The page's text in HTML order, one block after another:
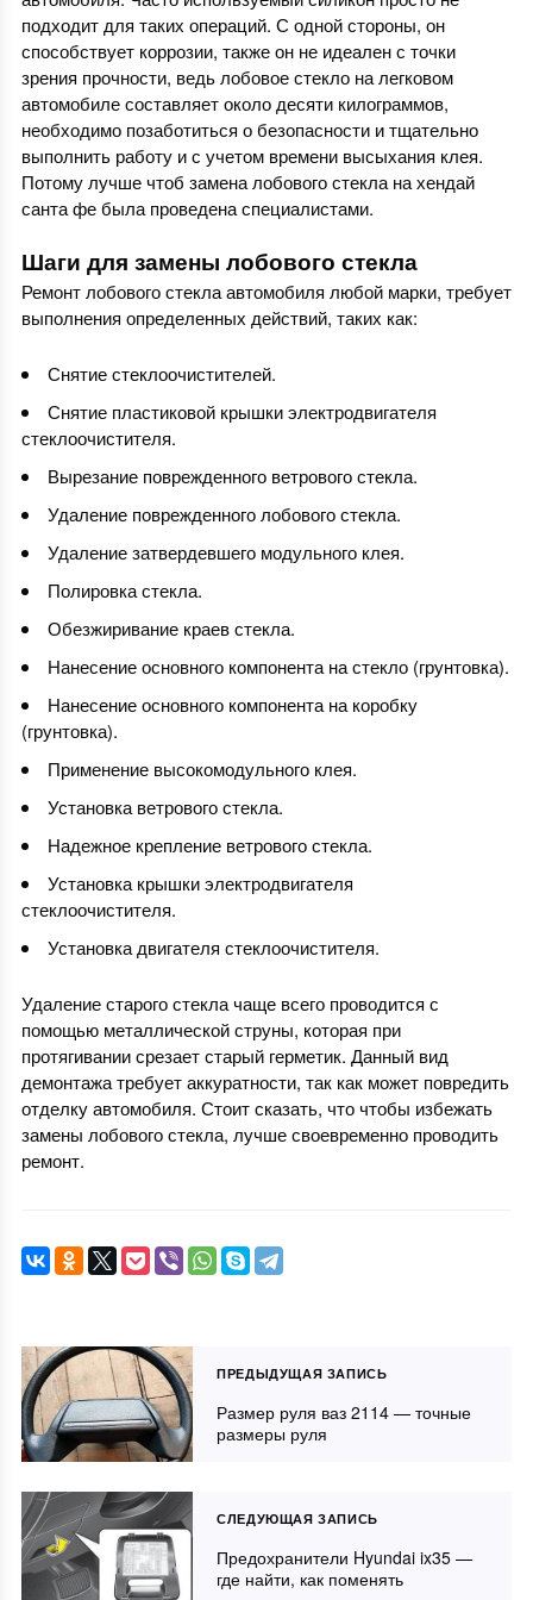
подходит для таких операций. С одной стороны, он
способствует коррозии, также он не идеален с точки
зрения прочности, ведь лобовое стекло на легковом
автомобиле составляет около десяти килограммов,
необходимо позаботиться о безопасности и тщательно
выполнить работу и с учетом времени высыхания клея.
Потому лучше чтоб замена лобового стекла на хендай
санта фебыла проведена специалистами.
Шаги для замены лобового стекла
Ремонт лобового стеклаавтомобиля любой марки, требует
выполнения определенных действий, таких как:
Снятие стеклоочистителей.
Снятие пластиковой крышки электродвигателя
стеклоочистителя.
Вырезание поврежденного ветрового стекла.
Удаление поврежденного лобового стекла.
Удаление затвердевшего модульного клея.
Полировка стекла.
Обезжиривание краев стекла.
Нанесение основного компонента на стекло (грунтовка).
Нанесение основного компонента на коробку
(грунтовка).
Применение высокомодульного клея.
Установка ветрового стекла.
Надежное крепление ветрового стекла.
Установка крышки электродвигателя
стеклоочистителя.
Установка двигателя стеклоочистителя.
Удаление старого стекла чаще всего проводится с
помощью металлической струны, которая при
протягивании срезает старый герметик. Данный вид
демонтажа требует аккуратности, так как может повредить
отделку автомобиля. Стоит сказать, что чтобы избежать
замены лобового стекла, лучше своевременно проводить
ремонт.
ПРЕДЫДУЩАЯ ЗАПИСЬ
Размер руля ваз 2114 — точные
размеры руля
СЛЕДУЮЩАЯ ЗАПИСЬ
Предохранители Hyundai ix35 —
где найти, как поменять